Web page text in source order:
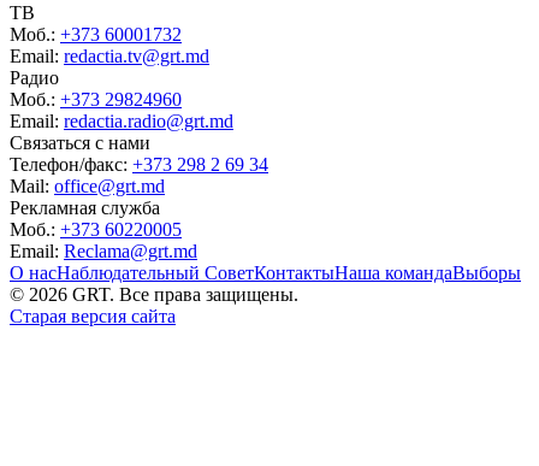
ТВ
Моб.: +373 60001732
Email: redactia.tv@grt.md
Радио
Моб.: +373 29824960
Email: redactia.radio@grt.md
Связаться с нами
Телефон/факс: +373 298 2 69 34
Mail: office@grt.md
Рекламная служба
Моб.: +373 60220005
Email: Reclama@grt.md
О насНаблюдательный СоветКонтактыНаша командаВыборы
© 2026 GRT. Все права защищены.
Старая версия сайта